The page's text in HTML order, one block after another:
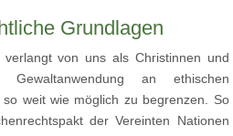
Grundlagen
von uns als Christinnen und
an ethischen
weit wie möglich zu begrenzen. So
der Vereinten Nationen